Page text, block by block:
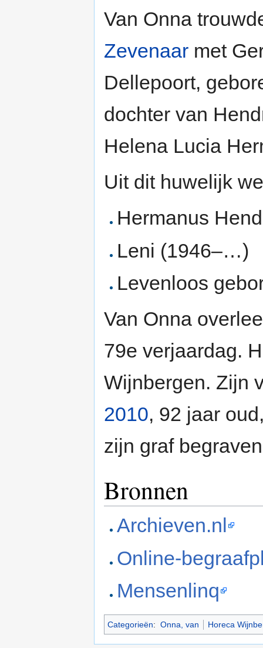
Van Onna
Zevenaar met
Dellepoort,
dochter van
Helena Lucia
Uit dit huwelijk
Hermanus
Leni (1946–…)
Levenloos
Van Onna
79e verjaardag.
Wijnbergen. Zijn
2010, 92 jaar
zijn graf
Bronnen
Archieven.nl
Online-
Mensenlinq
Categorieën: Onna, van Horeca